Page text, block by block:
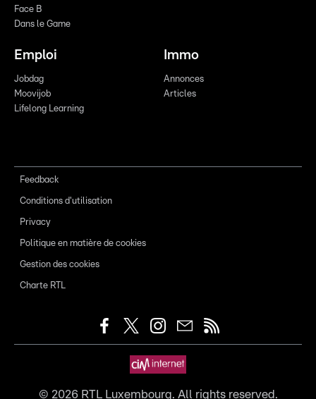
Face B
Dans le Game
Emploi
Jobdag
Moovijob
Lifelong Learning
Immo
Annonces
Articles
Feedback
Conditions d'utilisation
Privacy
Politique en matière de cookies
Gestion des cookies
Charte RTL
© 2026RTL Luxembourg. All rights reserved.